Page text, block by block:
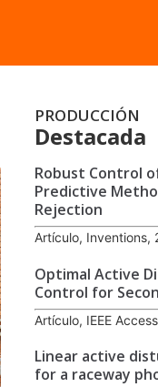
PRODUCCIÓN
Destacada
Robust Control
Predictive
Rejection
Artículo, Inventions,
Optimal Active
Control for
Artículo, IEEE
Linear active
for a raceway